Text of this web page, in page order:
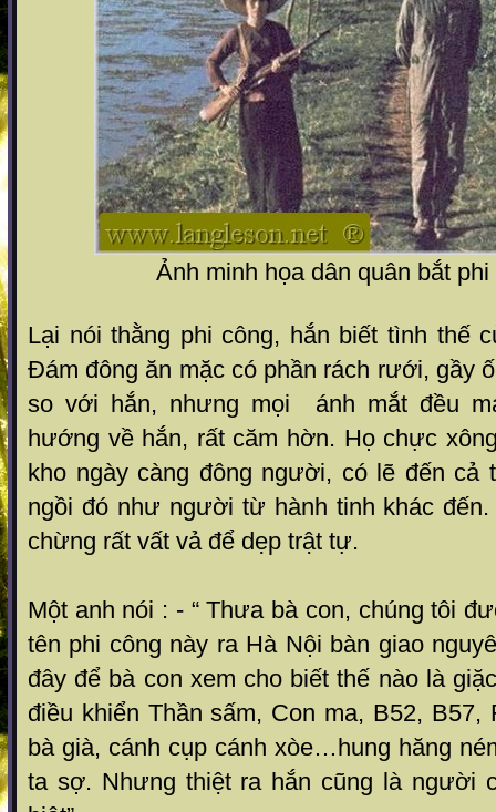
Ảnh minh họa dân quân bắt phi
Lại nói thằng phi công, hắn biết tình thế
Đám đông ăn mặc có phần rách rưới, gầy
so với hắn, nhưng mọi ánh mắt đều
hướng về hắn, rất căm hờn. Họ chực
kho ngày càng đông người, có lẽ đến cả
ngồi đó như người từ hành tinh khác
chừng rất vất vả để dẹp trật tự.
Một anh nói : - “ Thưa bà con, chúng tôi
tên phi công này ra Hà Nội bàn giao
đây để bà con xem cho biết thế nào là
điều khiển Thần sấm, Con ma, B52,
bà già, cánh cụp cánh xòe…hung hăng
ta sợ. Nhưng thiệt ra hắn cũng là người